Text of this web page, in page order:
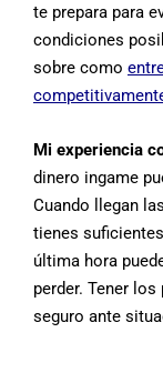
te prepara para
condiciones
sobre como
Mi experiencia
dinero ingame
Cuando llegan
tienes
última hora
perder. Tener
seguro ante